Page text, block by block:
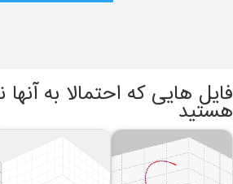
فایل هایی که احتمالا به آنها
هستید